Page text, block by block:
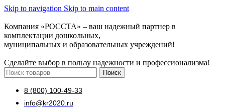
Skip to navigation Skip to main content
Компания «РОССТА» – ваш надежный партнер в
комплектации дошкольных,
муниципальных и образовательных учреждений!
Сделайте выбор в пользу надежности и профессионализма!
Поиск
8 (800) 100-49-33
info@kr2020.ru